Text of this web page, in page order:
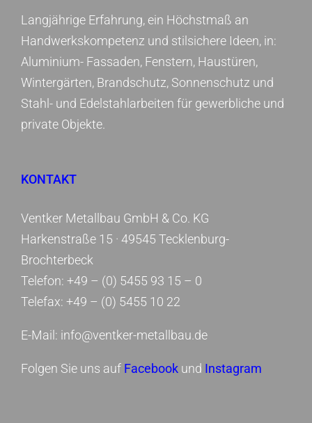
Langjährige Erfahrung, ein Höchstmaß an
Handwerkskompetenz und stilsichere Ideen, in:
Aluminium- Fassaden, Fenstern, Haustüren,
Wintergärten, Brandschutz, Sonnenschutz und
Stahl- und Edelstahlarbeiten für gewerbliche und
private Objekte.
KONTAKT
Ventker Metallbau GmbH & Co. KG
Harkenstraße 15 · 49545 Tecklenburg-
Brochterbeck
Telefon: +49 – (0) 5455 93 15 – 0
Telefax: +49 – (0) 5455 10 22
E-Mail: info@ventker-metallbau.de
Folgen Sie uns auf Facebook und Instagram